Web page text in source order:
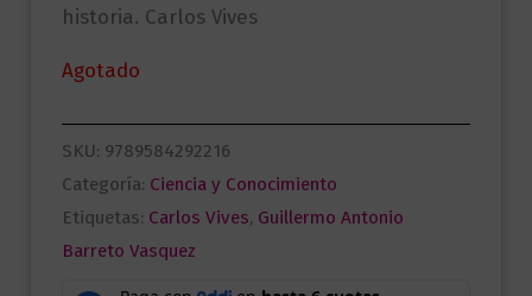
historia. Carlos Vives
Agotado
SKU: 9789584292216
Categoría: Ciencia y Conocimiento
Etiquetas: Carlos Vives, Guillermo Antonio
Barreto Vasquez